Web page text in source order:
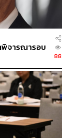
พิจารณารอบ
88